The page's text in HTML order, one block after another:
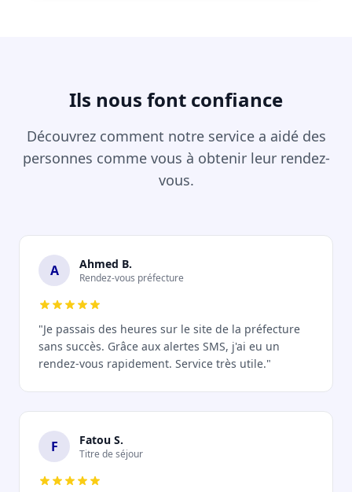
Ils nous font confiance
Découvrez comment notre service a aidé des
personnes comme vous à obtenir leur rendez-
vous.
A Ahmed B.
Rendez-vous préfecture
"Je passais des heures sur le site de la préfecture
sans succès. Grâce aux alertes SMS, j'ai eu un
rendez-vous rapidement. Service très utile."
F Fatou S.
Titre de séjour